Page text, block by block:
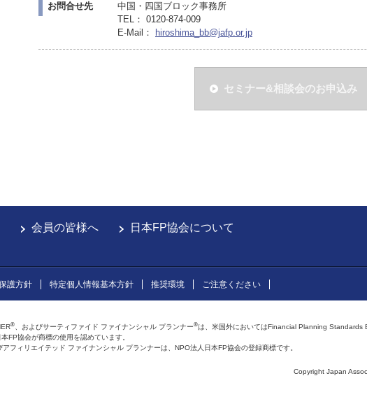
お問合せ先
中国・四国ブロック事務所
TEL： 0120-874-009
E-Mail：
hiroshima_bb@jafp.or.jp
セミナー&相談会のお申込み
会員の皆様へ 日本FP協会について
護方針 特定個人情報基本方針 推奨環境 ご注意ください
®、およびサーティファイド ファイナンシャル プランナー®は、米国外においてはFinancial Planning Standards
FP協会が商標の使用を認めています。
フィリエイテッド ファイナンシャル プランナーは、NPO法人日本FP協会の登録商標です。
Copyright Japan